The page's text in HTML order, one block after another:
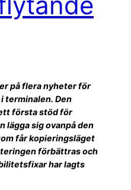
på flera nyheter för
terminalen. Den
första stöd för
lägga sig ovanpå den
får kopieringsläget
förbättras och
har lagts